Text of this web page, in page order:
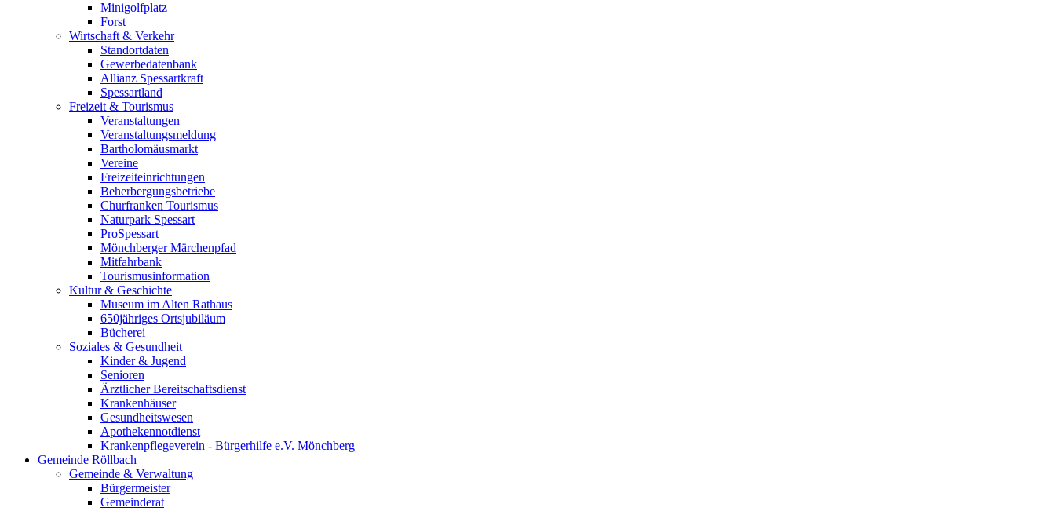
Minigolfplatz
Forst
Wirtschaft & Verkehr
Standortdaten
Gewerbedatenbank
Allianz Spessartkraft
Spessartland
Freizeit & Tourismus
Veranstaltungen
Veranstaltungsmeldung
Bartholomäusmarkt
Vereine
Freizeiteinrichtungen
Beherbergungsbetriebe
Churfranken Tourismus
Naturpark Spessart
ProSpessart
Mönchberger Märchenpfad
Mitfahrbank
Tourismusinformation
Kultur & Geschichte
Museum im Alten Rathaus
650jähriges Ortsjubiläum
Bücherei
Soziales & Gesundheit
Kinder & Jugend
Senioren
Ärztlicher Bereitschaftsdienst
Krankenhäuser
Gesundheitswesen
Apothekennotdienst
Krankenpflegeverein - Bürgerhilfe e.V. Mönchberg
Gemeinde Röllbach
Gemeinde & Verwaltung
Bürgermeister
Gemeinderat